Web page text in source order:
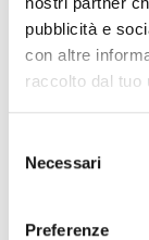
pubblicità e
con altre
raccolto dal tuo
delNecessari
Preferenze
competitor
durante la
privo di
certificazione
sicurezza.
più semplice e